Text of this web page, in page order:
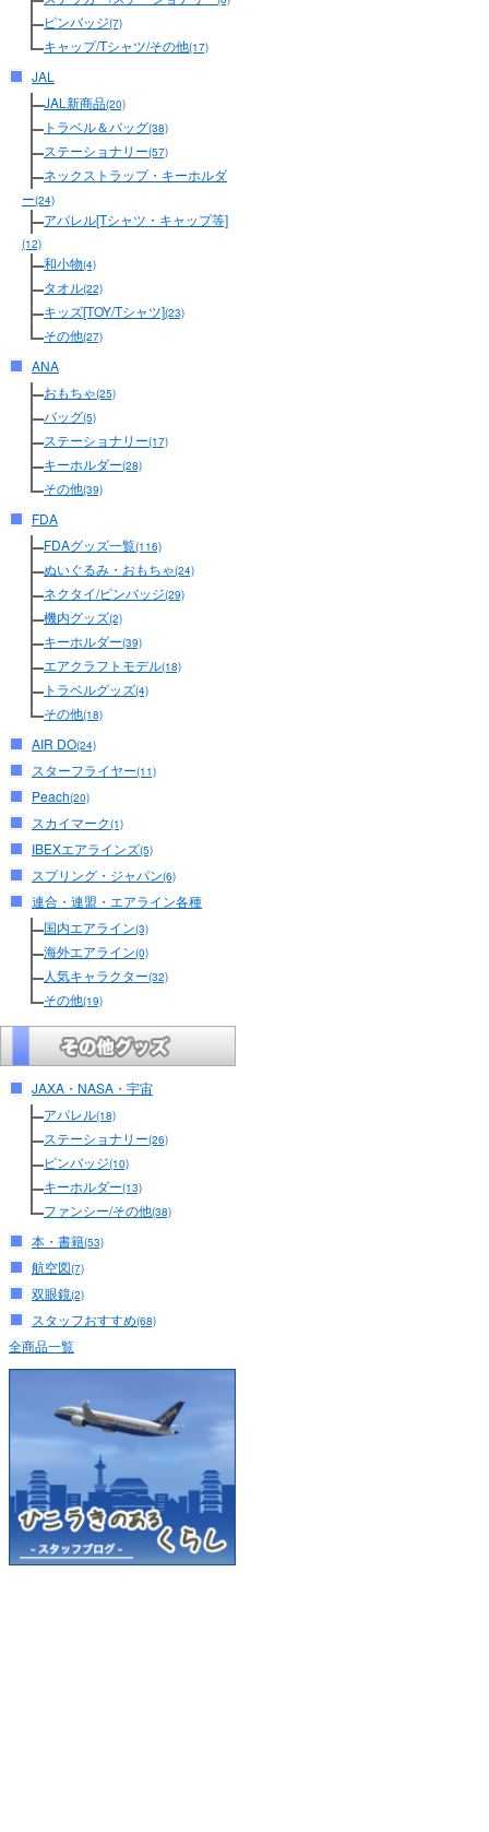
ピンバッジ(7)
キャップ/Tシャツ/その他(17)
JAL
JAL新商品(20)
トラベル＆バッグ(38)
ステーショナリー(57)
ネックストラップ・キーホルダ
ー(24)
アパレル[Tシャツ・キャップ等]
(12)
和小物(4)
タオル(22)
キッズ[TOY/Tシャツ](23)
その他(27)
ANA
おもちゃ(25)
バッグ(5)
ステーショナリー(17)
キーホルダー(28)
その他(39)
FDA
FDAグッズ一覧(116)
ぬいぐるみ・おもちゃ(24)
ネクタイ/ピンバッジ(29)
機内グッズ(2)
キーホルダー(39)
エアクラフトモデル(18)
トラベルグッズ(4)
その他(18)
AIR DO(24)
スターフライヤー(11)
Peach(20)
スカイマーク(1)
IBEXエアラインズ(5)
スプリング・ジャパン(6)
連合・連盟・エアライン各種
国内エアライン(3)
海外エアライン(0)
人気キャラクター(32)
その他(19)
JAXA・NASA・宇宙
アパレル(18)
ステーショナリー(26)
ピンバッジ(10)
キーホルダー(13)
ファンシー/その他(38)
本・書籍(53)
航空図(7)
双眼鏡(2)
スタッフおすすめ(68)
全商品一覧